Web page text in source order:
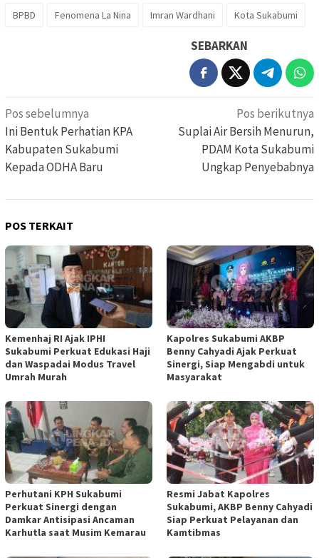
BPBD Fenomena La Nina Imran Wardhani Kota Sukabumi
SEBARKAN
Navigasi
pos
Pos sebelumnya
Ini Bentuk Perhatian KPA
Kabupaten Sukabumi
Kepada ODHA Baru
Pos berikutnya
Suplai Air Bersih Menurun,
PDAM Kota Sukabumi
Ungkap Penyebabnya
POS TERKAIT
Kemenhaj RI Ajak IPHI
Sukabumi Perkuat Edukasi Haji
dan Waspadai Modus Travel
Umrah Murah
Kapolres Sukabumi AKBP
Benny Cahyadi Ajak Perkuat
Sinergi, Siap Mengabdi untuk
Masyarakat
Perhutani KPH Sukabumi
Perkuat Sinergi dengan
Damkar Antisipasi Ancaman
Karhutla saat Musim Kemarau
Resmi Jabat Kapolres
Sukabumi, AKBP Benny Cahyadi
Siap Perkuat Pelayanan dan
Kamtibmas